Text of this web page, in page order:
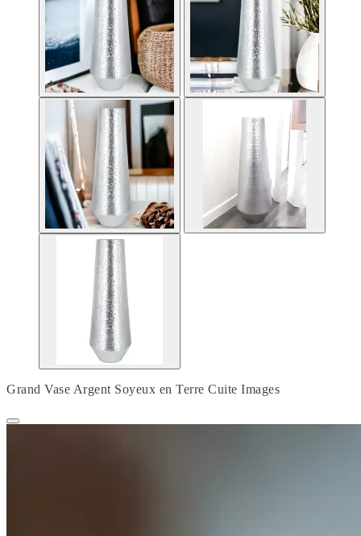
Grand Vase Argent Soyeux en Terre Cuite Images